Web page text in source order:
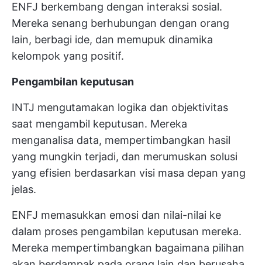
ENFJ berkembang dengan interaksi sosial.
Mereka senang berhubungan dengan orang
lain, berbagi ide, dan memupuk dinamika
kelompok yang positif.
Pengambilan keputusan
INTJ mengutamakan logika dan objektivitas
saat mengambil keputusan. Mereka
menganalisa data, mempertimbangkan hasil
yang mungkin terjadi, dan merumuskan solusi
yang efisien berdasarkan visi masa depan yang
jelas.
ENFJ memasukkan emosi dan nilai-nilai ke
dalam proses pengambilan keputusan mereka.
Mereka mempertimbangkan bagaimana pilihan